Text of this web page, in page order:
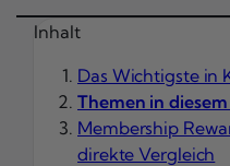
Inhalt
Das Wichtigste in
Themen in
Membership
direkte Vergleich